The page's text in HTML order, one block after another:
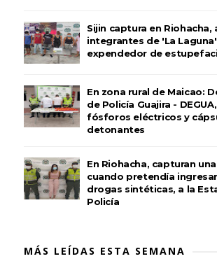
Sijin captura en Riohacha,
integrantes de 'La
expendedor de
En zona rural de Maicao:
de Policía Guajira -
fósforos eléctricos y
detonantes
En Riohacha, capturan
cuando pretendía
drogas sintéticas, a la
Policía
MÁS LEÍDAS ESTA SEMANA